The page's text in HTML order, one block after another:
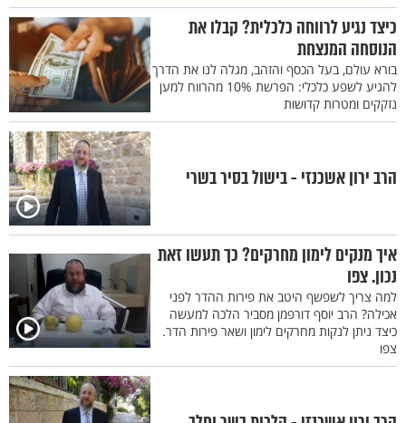
כיצד נגיע לרווחה כלכלית? קבלו את
הנוסחה המנצחת
בורא עולם, בעל הכסף והזהב, מגלה לנו את הדרך
להגיע לשפע כלכלי: הפרשת 10% מהרווח למען
נזקקים ומטרות קדושות
הרב ירון אשכנזי - בישול בסיר בשרי
איך מנקים לימון מחרקים? כך תעשו זאת
נכון. צפו
למה צריך לשפשף היטב את פירות ההדר לפני
אכילה? הרב יוסף דורפמן מסביר הלכה למעשה
כיצד ניתן לנקות מחרקים לימון ושאר פירות הדר.
צפו